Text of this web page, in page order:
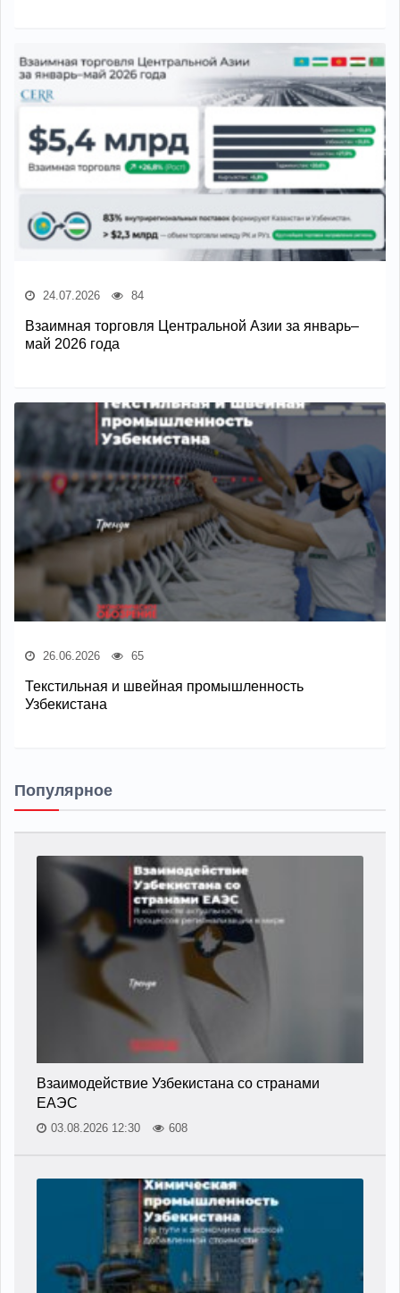
24.07.2026 84
Взаимная торговля Центральной Азии за январь–
май 2026 года
26.06.2026 65
Текстильная и швейная промышленность
Узбекистана
Популярное
Взаимодействие Узбекистана со странами
ЕАЭС
03.08.2026 12:30 608